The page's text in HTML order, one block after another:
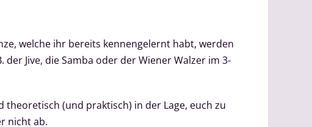
welche ihr bereits kennengelernt habt, werden
Jive, die Samba oder der Wiener Walzer im 3-
(und praktisch) in der Lage, euch zu
nicht ab.